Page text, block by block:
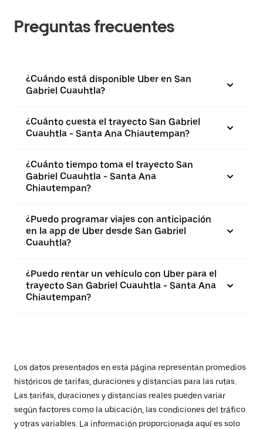
Preguntas frecuentes
¿Cuándo está disponible Uber en San
Gabriel Cuauhtla?
¿Cuánto cuesta el trayecto San Gabriel
Cuauhtla - Santa Ana Chiautempan?
¿Cuánto tiempo toma el trayecto San
Gabriel Cuauhtla - Santa Ana
Chiautempan?
¿Puedo programar viajes con anticipación
en la app de Uber desde San Gabriel
Cuauhtla?
¿Puedo rentar un vehículo con Uber para el
trayecto San Gabriel Cuauhtla - Santa Ana
Chiautempan?
Los datos presentados en esta página representan promedios
históricos de tarifas, duraciones y distancias para las rutas.
Las tarifas, duraciones y distancias reales pueden variar
según factores como la ubicación, las condiciones del tráfico
y otras variables. La información proporcionada aquí es solo